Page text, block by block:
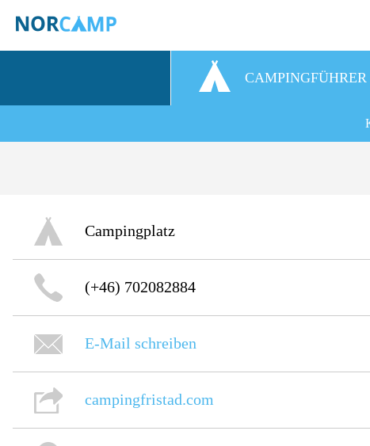
CAMPINGFÜHRER
Campingplatz
(+46) 702082884
E-Mail schreiben
campingfristad.com